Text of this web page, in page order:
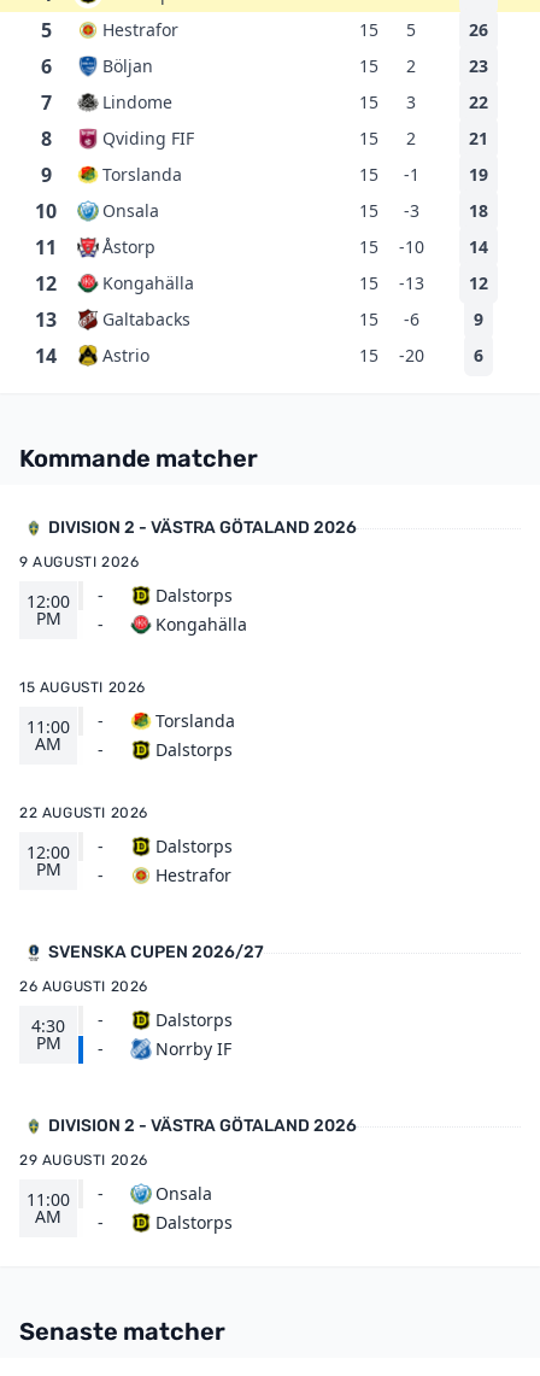
5 Hestrafor 15 5 26
6 Böljan 15 2 23
7 Lindome 15 3 22
8 Qviding FIF 15 2 21
9 Torslanda 15 -1 19
10 Onsala 15 -3 18
11 Åstorp 15 -10 14
12 Kongahälla 15 -13 12
13 Galtabacks 15 -6 9
14 Astrio 15 -20 6
Kommande matcher
DIVISION 2 - VÄSTRA GÖTALAND 2026
9 AUGUSTI 2026
12:00
PM
-
-
Dalstorps
Kongahälla
15 AUGUSTI 2026
11:00
AM
-
-
Torslanda
Dalstorps
22 AUGUSTI 2026
12:00
PM
-
-
Dalstorps
Hestrafor
SVENSKA CUPEN 2026/27
26 AUGUSTI 2026
4:30
PM
-
-
Dalstorps
Norrby IF
DIVISION 2 - VÄSTRA GÖTALAND 2026
29 AUGUSTI 2026
11:00
AM
-
-
Onsala
Dalstorps
Senaste matcher